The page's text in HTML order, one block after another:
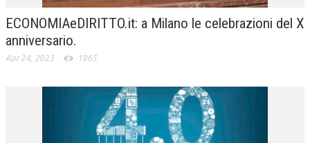
ECONOMIAeDIRITTO.it: a Milano le celebrazioni del X
anniversario.
Apr 24, 2023 1865